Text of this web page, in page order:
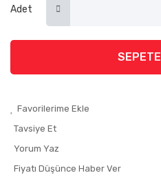
Adet
Tavsiye Et
Yorum Yaz
Fiyatı Düşünce Haber Ver